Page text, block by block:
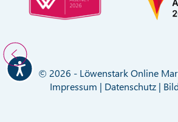
© 2026 - Löwenstark Online
Impressum | Datenschutz|